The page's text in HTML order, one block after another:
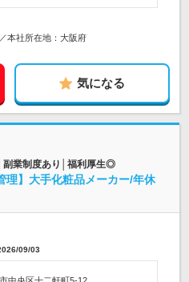
本社所在地：大阪府
気になる
副業制度あり│福利厚生◎
理】大手化粧品メーカー/年休
09/03